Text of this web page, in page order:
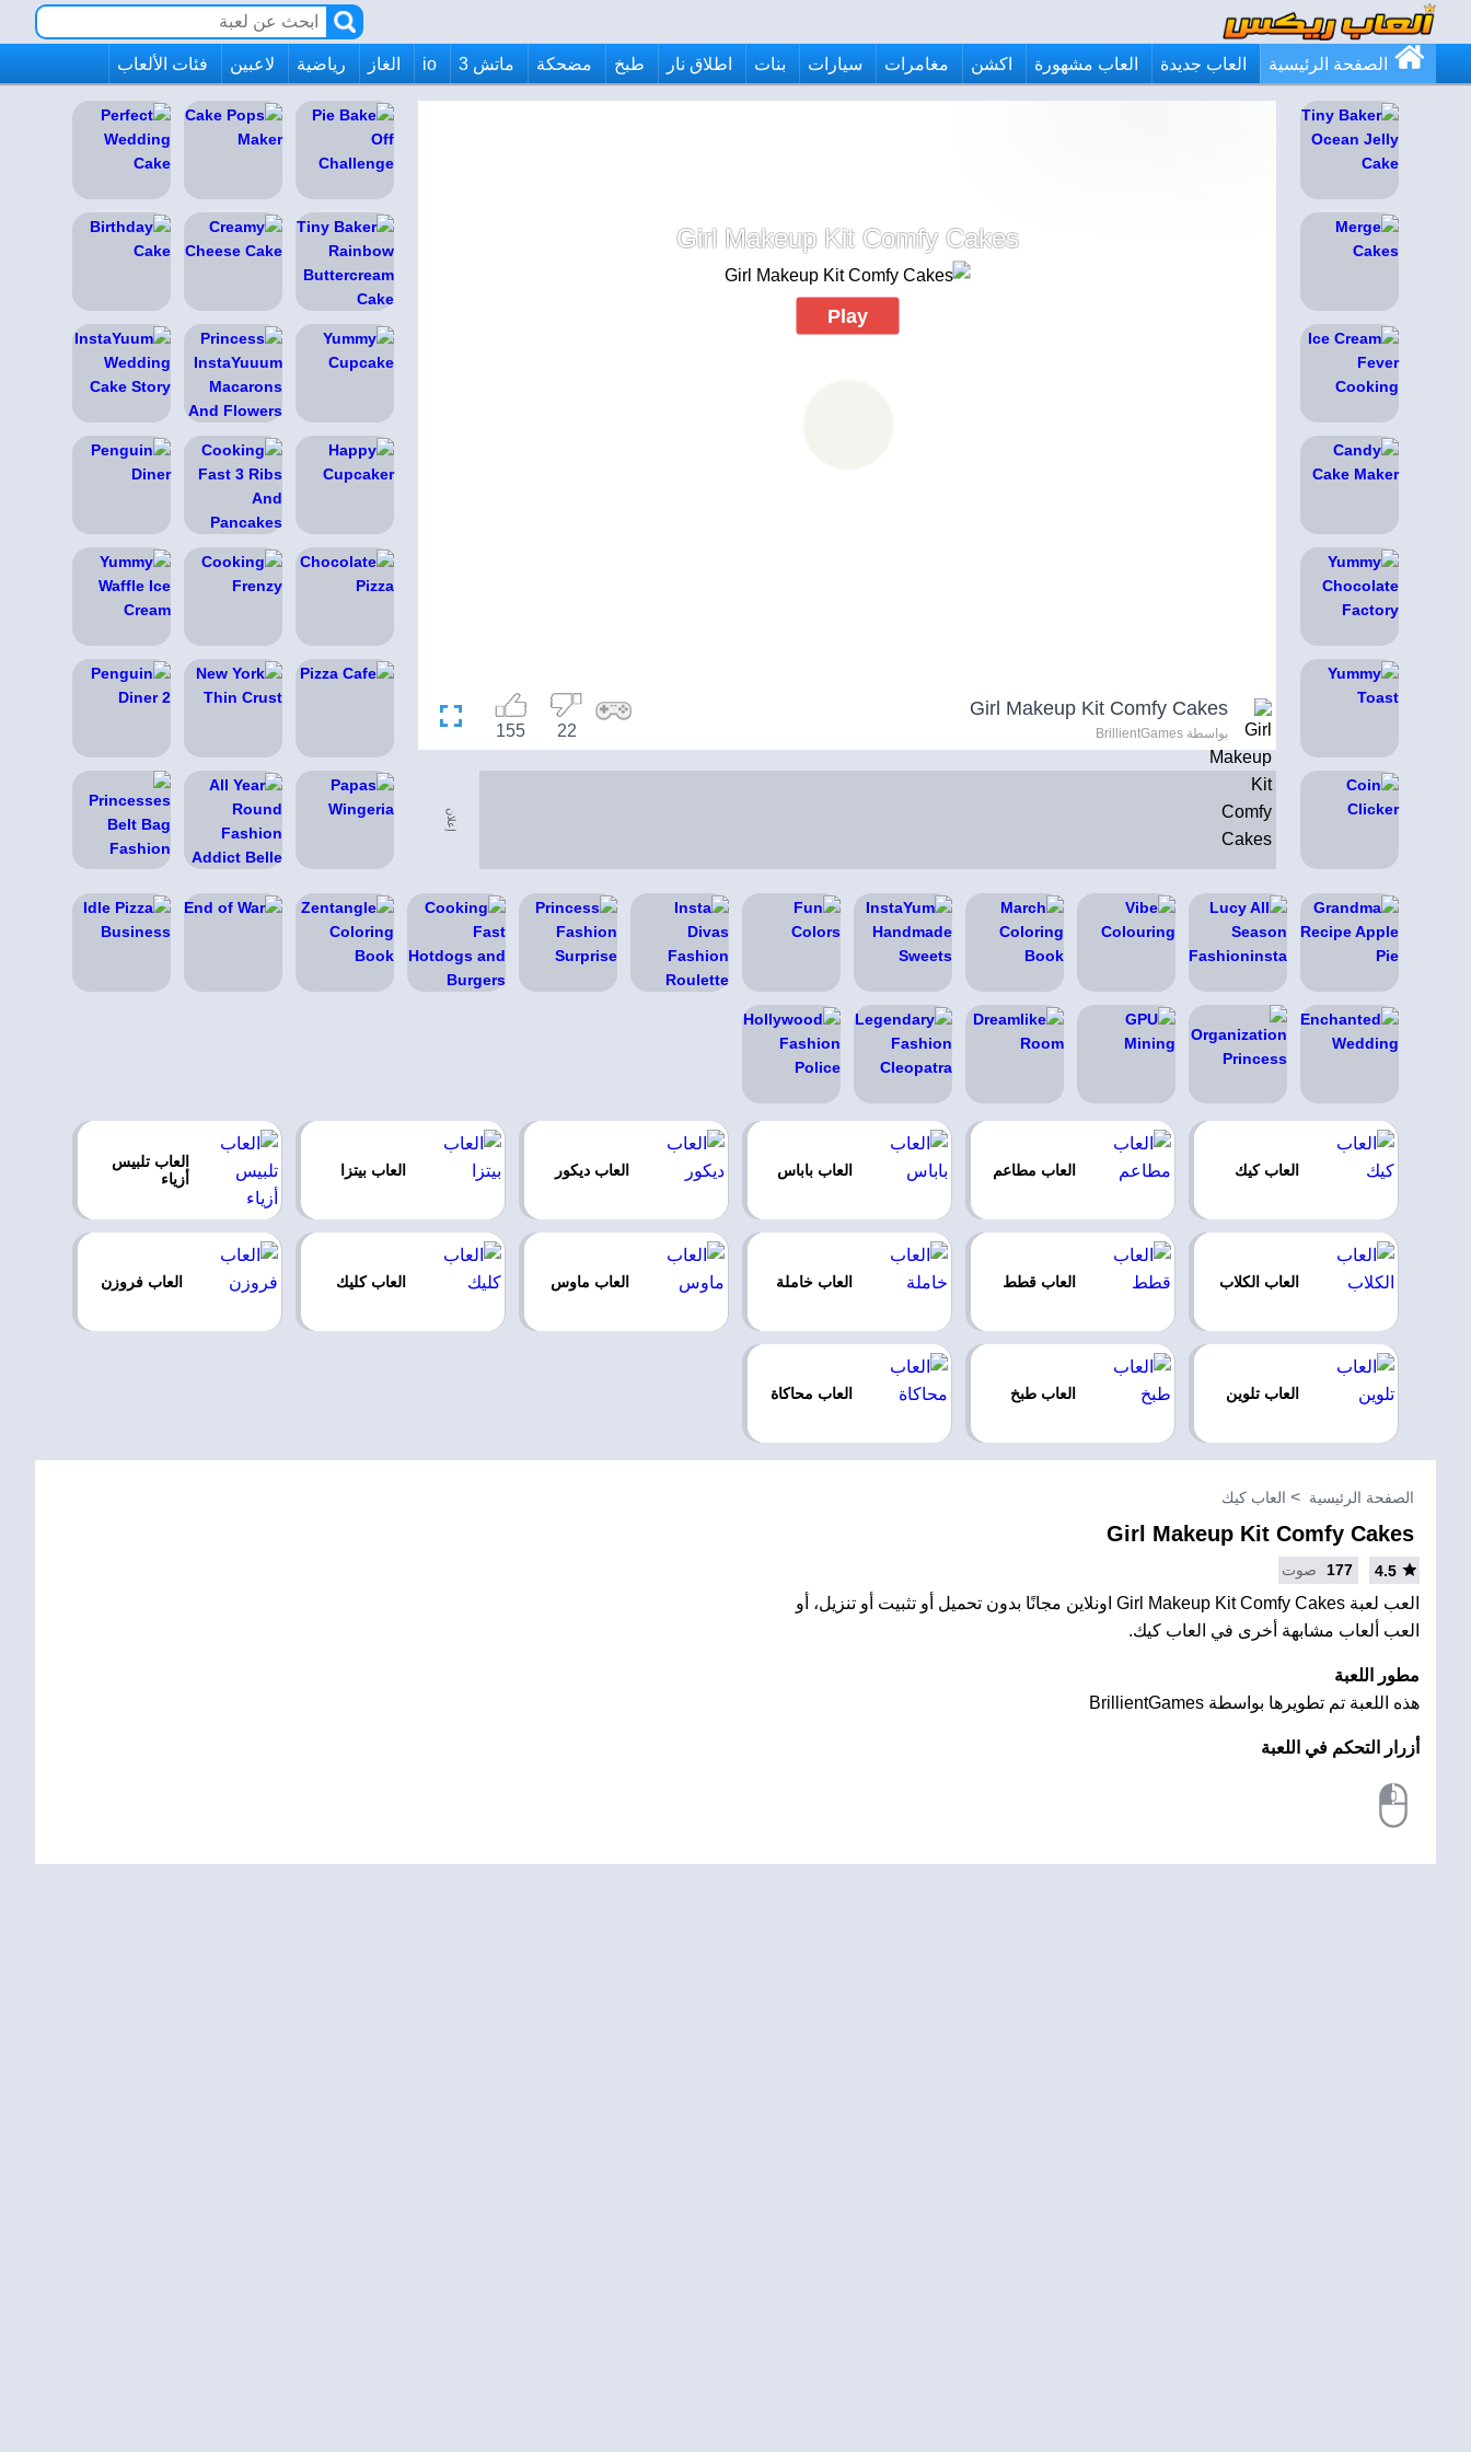
الصفحة الرئيسية العاب جديدة العاب مشهورة اكشن مغامرات سيارات بنات اطلاق نار طبخ مضحكة ماتش 3 io الغاز رياضية لاعبين فئات الألعاب
Girl Makeup Kit Comfy Cakes
Play
Girl Makeup Kit Comfy Cakes
بواسطة BrillientGames 22
155
إعلان
العاب كيك العاب مطاعم العاب باباس العاب ديكور العاب بيتزا
العاب تلبيس
أزياء
العاب الكلاب العاب قطط العاب خاملة العاب ماوس العاب كليك العاب فروزن
العاب تلوين العاب طبخ العاب محاكاة
الصفحة الرئيسية العاب كيك
Girl Makeup Kit Comfy Cakes
4.5
177 صوت
العب لعبة Girl Makeup Kit Comfy Cakes اونلاين مجانًا بدون تحميل أو تثبيت أو تنزيل، أو
العب ألعاب مشابهة أخرى في العاب كيك.
مطور اللعبة
هذه اللعبة تم تطويرها بواسطة BrillientGames
أزرار التحكم في اللعبة